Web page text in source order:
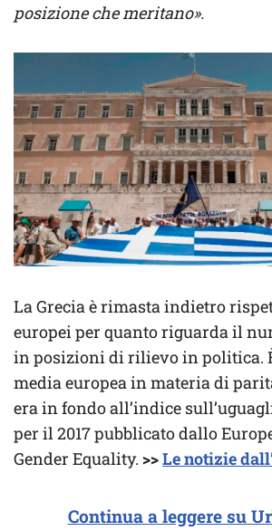
posizione che meritano».
La Grecia è rimasta indietro
europei per quanto riguarda il
in posizioni di rilievo in politica.
media europea in materia di
era in fondo all’indice
per il 2017 pubblicato dallo
Gender Equality. >>Le notizie
Continua a leggere su